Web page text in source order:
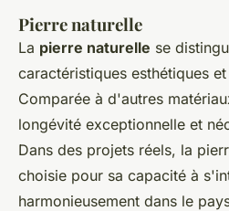
Pierre naturelle
La pierre naturelle se
caractéristiques esthétiques
Comparée à d'autres
longévité exceptionnelle et
Dans des projets réels, la
choisie pour sa capacité à
harmonieusement dans le